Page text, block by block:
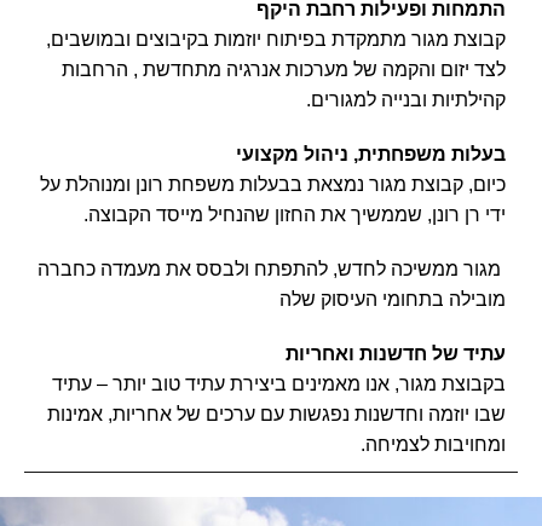
התמחות ופעילות רחבת היקף
קבוצת מגור מתמקדת בפיתוח יוזמות בקיבוצים ובמושבים,
לצד יזום והקמה של מערכות אנרגיה מתחדשת , הרחבות
קהילתיות ובנייה למגורים.
בעלות משפחתית, ניהול מקצועי
כיום, קבוצת מגור נמצאת בבעלות משפחת רונן ומנוהלת על
ידי רן רונן, שממשיך את החזון שהנחיל מייסד הקבוצה.
מגור ממשיכה לחדש, להתפתח ולבסס את מעמדה כחברה
מובילה בתחומי העיסוק שלה
עתיד של חדשנות ואחריות
בקבוצת מגור, אנו מאמינים ביצירת עתיד טוב יותר – עתיד
שבו יוזמה וחדשנות נפגשות עם ערכים של אחריות, אמינות
ומחויבות לצמיחה.